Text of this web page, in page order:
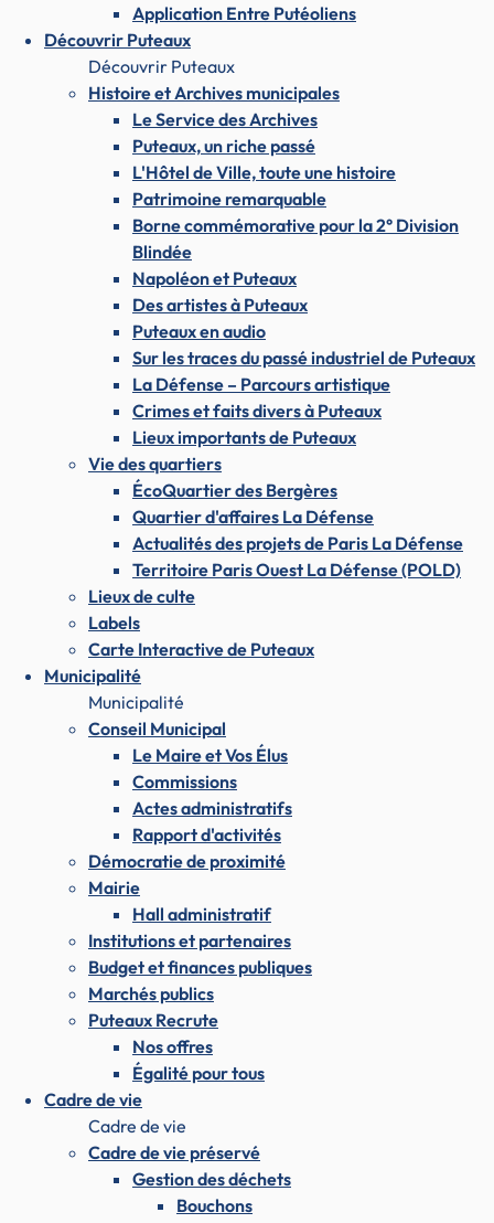
Application Entre Putéoliens
Découvrir Puteaux
Découvrir Puteaux
Histoire et Archives municipales
Le Service des Archives
Puteaux, un riche passé
L'Hôtel de Ville, toute une histoire
Patrimoine remarquable
Borne commémorative pour la 2° Division
Blindée
Napoléon et Puteaux
Des artistes à Puteaux
Puteaux en audio
Sur les traces du passé industriel de Puteaux
La Défense – Parcours artistique
Crimes et faits divers à Puteaux
Lieux importants de Puteaux
Vie des quartiers
ÉcoQuartier des Bergères
Quartier d'affaires La Défense
Actualités des projets de Paris La Défense
Territoire Paris Ouest La Défense (POLD)
Lieux de culte
Labels
Carte Interactive de Puteaux
Municipalité
Municipalité
Conseil Municipal
Le Maire et Vos Élus
Commissions
Actes administratifs
Rapport d'activités
Démocratie de proximité
Mairie
Hall administratif
Institutions et partenaires
Budget et finances publiques
Marchés publics
Puteaux Recrute
Nos offres
Égalité pour tous
Cadre de vie
Cadre de vie
Cadre de vie préservé
Gestion des déchets
Bouchons